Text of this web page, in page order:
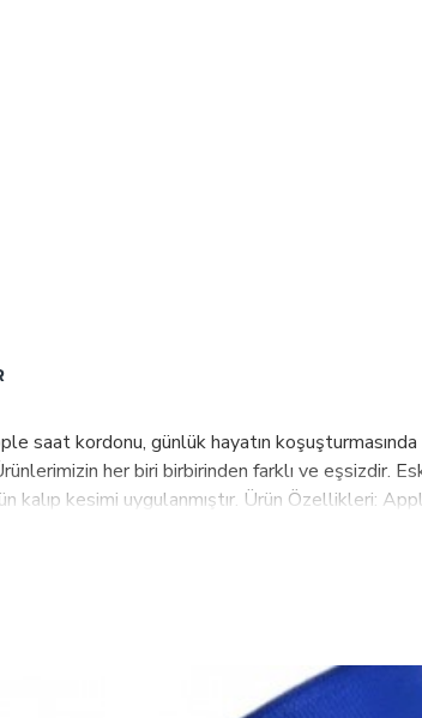
kordonu, günlük hayatın koşuşturmasında
her biri birbirinden farklı ve eşsizdir.
kalıp kesimi uygulanmıştır. Ürün Özellikleri:
güncel ve en kabul edilebilir kalite-fiyat
ürünlerimizi Dağıtıcı, Retail, E-Satış kanalları
satışlarımız devam etmekte 70 ülkeye